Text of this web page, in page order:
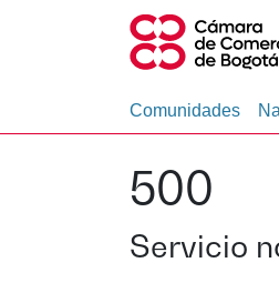
Comunidades
500
Servicio